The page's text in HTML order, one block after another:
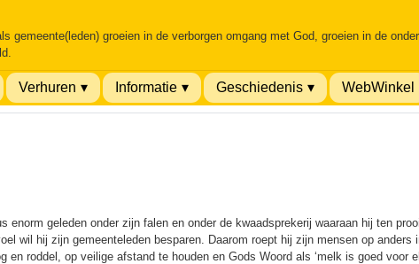
gemeente(leden) groeien in de verborgen omgang met God, groeien in de
Verhuren Informatie Geschiedenis WebWinkel
enorm geleden onder zijn falen en onder de kwaadsprekerij waaraan hij ten
wil hij zijn gemeenteleden besparen. Daarom roept hij zijn mensen op anders
en roddel, op veilige afstand te houden en Gods Woord als ‘melk is goed voor